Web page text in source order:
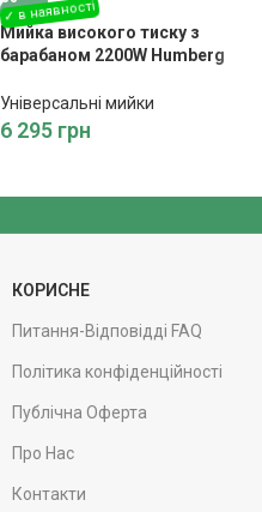
Мийка високого тиску з
барабаном 2200W Humberg
Універсальні мийки
6 295 грн
КОРИСНЕ
Питання-Відповідді FAQ
Політика конфіденційності
Публічна Оферта
Про Нас
Контакти